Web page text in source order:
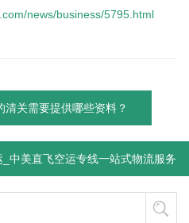
news/business/5795.html
清关需要提供哪些资料？
中美直飞空运专线一站式物流服务